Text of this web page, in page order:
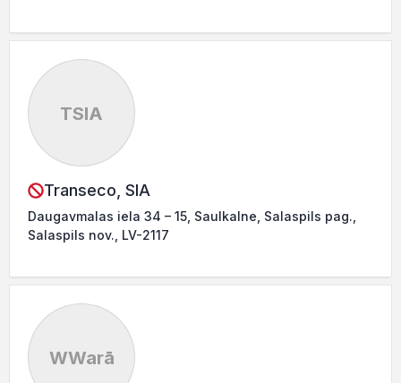
TSIA
Transeco, SIA
Daugavmalas iela 34 – 15, Saulkalne, Salaspils pag.,
Salaspils nov., LV-2117
WWarā